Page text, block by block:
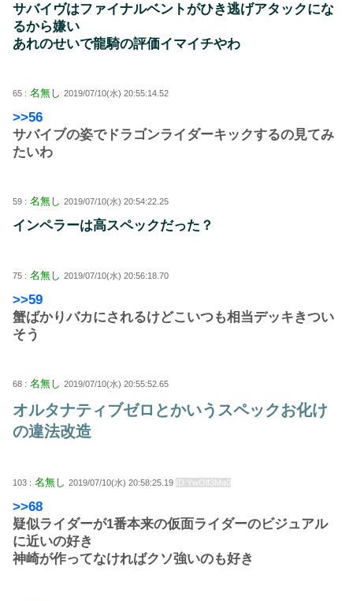
サバイヴはファイナルベントがひき逃げアタックにな
るから嫌い
あれのせいで龍騎の評価イマイチやわ
65 : 名無し 2019/07/10(水) 20:55:14.52
>>56
サバイブの姿でドラゴンライダーキックするの見てみ
たいわ
59 : 名無し 2019/07/10(水) 20:54:22.25
インペラーは高スペックだった？
75 : 名無し 2019/07/10(水) 20:56:18.70
>>59
蟹ばかりバカにされるけどこいつも相当デッキきつい
そう
68 : 名無し 2019/07/10(水) 20:55:52.65
オルタナティブゼロとかいうスペックお化け
の違法改造
103 : 名無し 2019/07/10(水) 20:58:25.19 ID:YwOlf3Ma0
>>68
疑似ライダーが1番本来の仮面ライダーのビジュアル
に近いの好き
神崎が作ってなければクソ強いのも好き